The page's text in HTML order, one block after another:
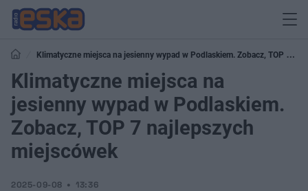
Klimatyczne miejsca na jesienny wypad w Podlaskiem. Zobacz, TOP 7
najlepszych miejscówek
Klimatyczne miejsca na
jesienny wypad w Podlaskiem.
Zobacz, TOP 7 najlepszych
miejscówek
2025-09-08 13:36